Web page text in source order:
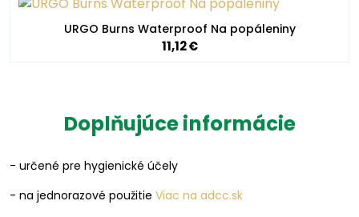
URGO Burns Waterproof Na popáleniny
11,12 €
Doplňujúce informácie
- určené pre hygienické účely
- na jednorazové použitie Viac na adcc.sk